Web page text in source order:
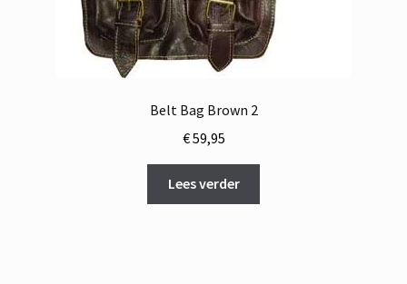
Belt Bag Brown 2
€59,95
Lees verder